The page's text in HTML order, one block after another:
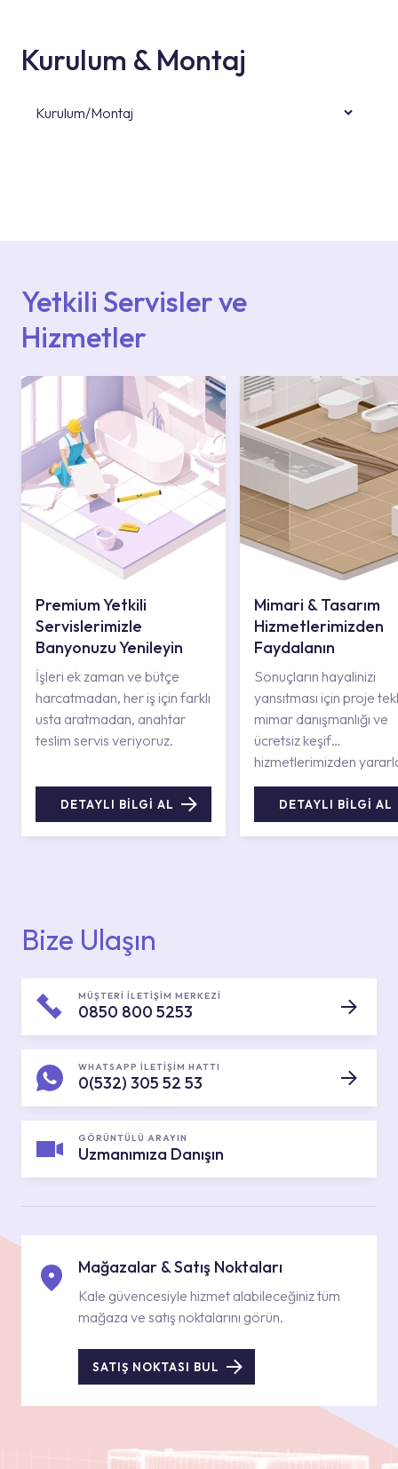
Kurulum & Montaj
Kurulum/Montaj
Yetkili Servisler ve
Hizmetler
Premium Yetkili
Servislerimizle
Banyonuzu Yenileyin
İşleri ek zaman ve bütçe
harcatmadan, her iş için farklı
usta aratmadan, anahtar
teslim servis veriyoruz.
DETAYLI BİLGİ AL
Mimari & Tasarım
Hizmetlerimizden
Faydalanın
Sonuçların hayalinizi
yansıtması için proje
mimar danışmanlığı ve
ücretsiz keşif
hizmetlerimizden
DETAYLI BİLGİ AL
Bize Ulaşın
MÜŞTERİ İLETİŞİM MERKEZİ
0850 800 5253
WHATSAPP İLETİŞİM HATTI
0(532) 305 52 53
GÖRÜNTÜLÜ ARAYIN
Uzmanımıza Danışın
Mağazalar & Satış Noktaları
Kale güvencesiyle hizmet alabileceğiniz tüm
mağaza ve satış noktalarını görün.
SATIŞ NOKTASI BUL